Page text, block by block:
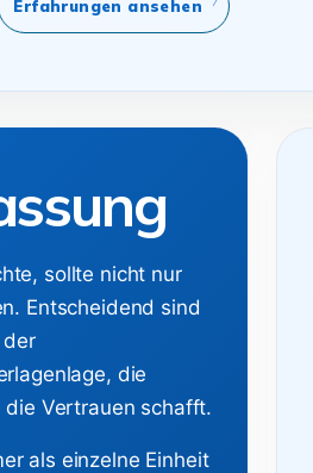
Erfahrungen ansehen
sollte nicht nur
Entscheidend sind
die
die Vertrauen schafft.
als einzelne Einheit